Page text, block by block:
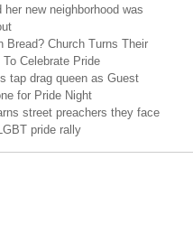
new neighborhood was
Bread? Church Turns Their
To Celebrate Pride
tap drag queen as Guest
for Pride Night
street preachers they face
pride rally